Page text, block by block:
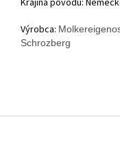
Výrobca:
Schrozberg